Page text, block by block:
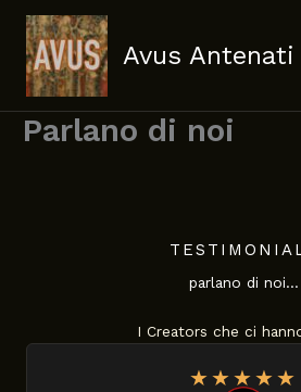
content
Avus Antenati
Parlano di noi
parlano di noi…
I Creators che ci
★★★★★